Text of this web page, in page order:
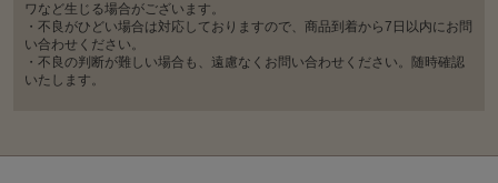
ワなど生じる場合がございます。
・不良がひどい場合は対応しておりますので、商品到着から7日以内にお問
い合わせください。
・不良の判断が難しい場合も、遠慮なくお問い合わせください。随時確認
いたします。